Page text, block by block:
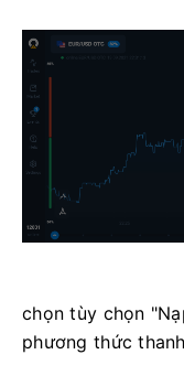
chọn tùy chọn
phương thức